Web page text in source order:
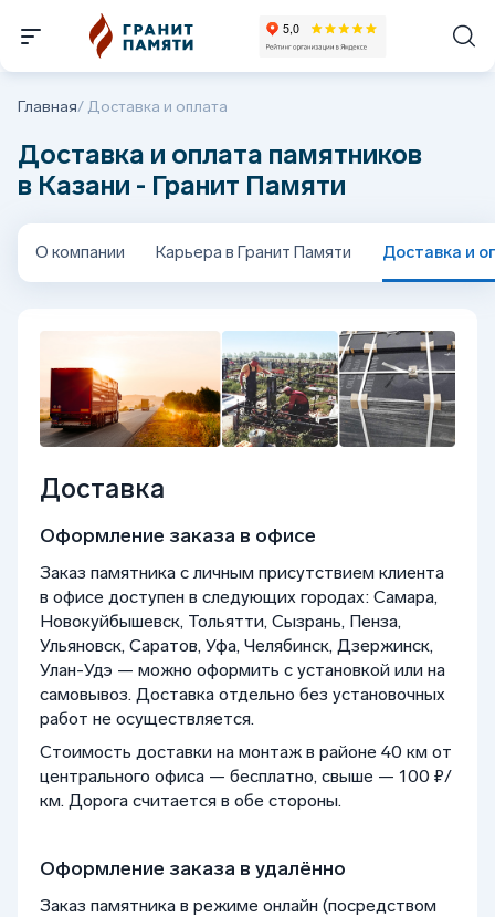
Главная/ Доставка и оплата
Доставка и оплата памятников
в Казани - Гранит Памяти
О компании Карьера в Гранит Памяти Доставка и
Доставка
Оформление заказа в офисе
Заказ памятника с личным присутствием клиента
в офисе доступен в следующих городах: Самара,
Новокуйбышевск, Тольятти, Сызрань, Пенза,
Ульяновск, Саратов, Уфа, Челябинск, Дзержинск,
Улан-Удэ — можно оформить с установкой или на
самовывоз. Доставка отдельно без установочных
работ не осуществляется.
Стоимость доставки на монтаж в районе 40 км от
центрального офиса — бесплатно, свыше — 100 ₽/
км. Дорога считается в обе стороны.
Оформление заказа в удалённо
Заказ памятника в режиме онлайн (посредством